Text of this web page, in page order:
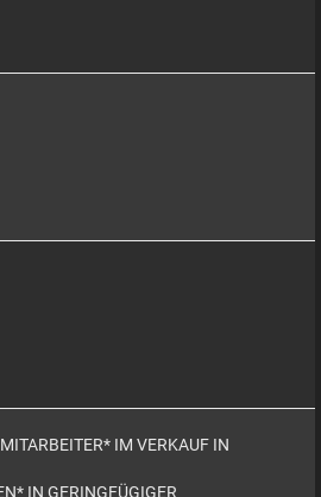
IM VERKAUF IN
IN GERINGFÜGIGER